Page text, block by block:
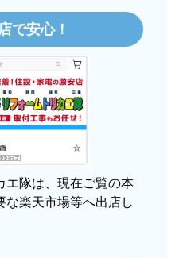
きましたか？】
作業が早かったです。
結構安いところで買う
かなり早くて、梱包も
で安心！
エ隊は、現在ご覧の本
な楽天市場等へ出店し